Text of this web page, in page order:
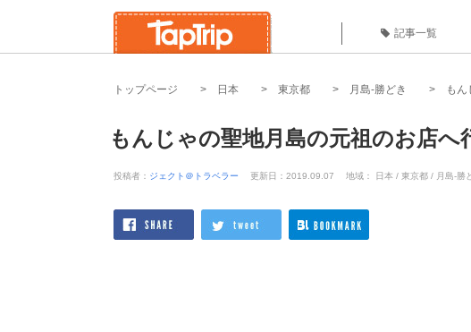
記事一覧
トップページ 日本 東京都 月島-勝どき も
もんじゃの聖地月島の元祖のお店
投稿者： ジェクト＠トラベラー 更新日：2019.09.07 地域： 日本 / 東京都 / 月島-勝